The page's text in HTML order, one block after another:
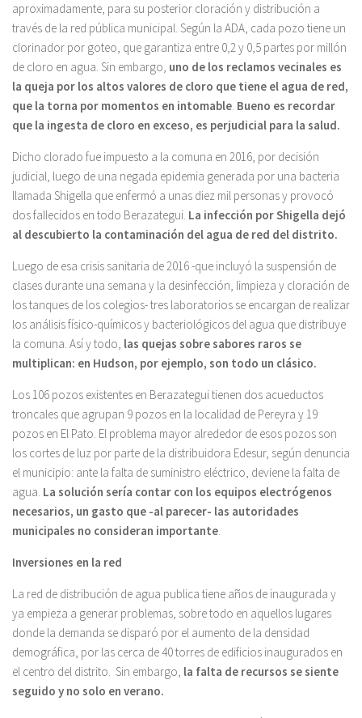
aproximadamente, para su posterior cloración y distribución a
través de la red pública municipal. Según la ADA, cada pozo tiene un
clorinador por goteo, que garantiza entre 0,2 y 0,5 partes por millón
de cloro en agua. Sin embargo, uno de los reclamos vecinales es
la queja por los altos valores de cloro que tiene el agua de red,
que la torna por momentos en intomable. Bueno es recordar
que la ingesta de cloro en exceso, es perjudicial para la salud.
Dicho clorado fue impuesto a la comuna en 2016, por decisión
judicial, luego de una negada epidemia generada por una bacteria
llamada Shigella que enfermó a unas diez mil personas y provocó
dos fallecidos en todo Berazategui. La infección por Shigella dejó
al descubierto la contaminación del agua de red del distrito.
Luego de esa crisis sanitaria de 2016 -que incluyó la suspensión de
clases durante una semana y la desinfección, limpieza y cloración de
los tanques de los colegios- tres laboratorios se encargan de realizar
los análisis físico-químicos y bacteriológicos del agua que distribuye
la comuna. Así y todo, las quejas sobre sabores raros se
multiplican: en Hudson, por ejemplo, son todo un clásico.
Los 106 pozos existentes en Berazategui tienen dos acueductos
troncales que agrupan 9 pozos en la localidad de Pereyra y 19
pozos en El Pato. El problema mayor alrededor de esos pozos son
los cortes de luz por parte de la distribuidora Edesur, según denuncia
el municipio: ante la falta de suministro eléctrico, deviene la falta de
agua. La solución sería contar con los equipos electrógenos
necesarios, un gasto que -al parecer- las autoridades
municipales no consideran importante.
Inversiones en la red
La red de distribución de agua publica tiene años de inaugurada y
ya empieza a generar problemas, sobre todo en aquellos lugares
donde la demanda se disparó por el aumento de la densidad
demográfica, por las cerca de 40 torres de edificios inaugurados en
el centro del distrito. Sin embargo, la falta de recursos se siente
seguido y no solo en verano.